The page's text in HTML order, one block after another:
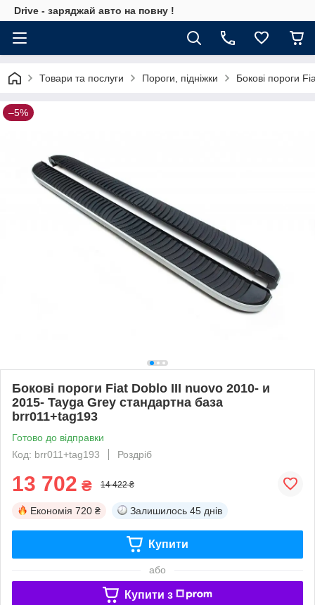
Drive - заряджай авто на повну !
Товари та послуги Пороги, підніжки Бокові пороги
–5%
Бокові пороги Fiat Doblo III nuovo 2010- и
2015- Tayga Grey стандартна база
brr011+tag193
Готово до відправки
Код: brr011+tag193
Роздріб
13 702 ₴ 14 422 ₴
Економія 720 ₴ Залишилось 45 днів
Купити
або
Купити з